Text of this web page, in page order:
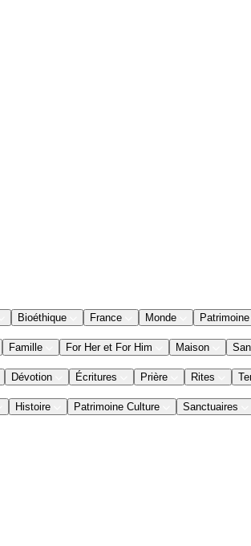
Bioéthique France Monde
Famille For Her et For Him Maison
Dévotion Écritures Prière Rites
Histoire Patrimoine Culture Sanctuaires